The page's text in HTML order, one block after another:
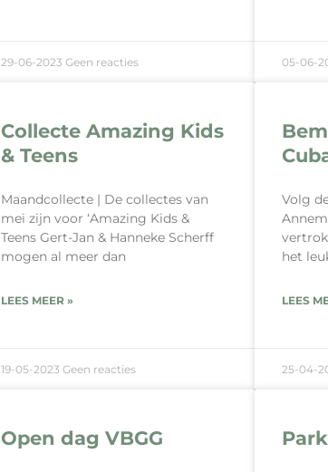
29-06-2023 Geen reacties 05-06-
Collecte Amazing Kids
& Teens
Maandcollecte | De collectes van
mei zijn voor ‘Amazing Kids &
Teens Gert-Jan & Hanneke Scherff
mogen al meer dan
LEES MEER »
19-05-2023 Geen reacties
Volg
het
LEES
25-04-
Open dag VBGG